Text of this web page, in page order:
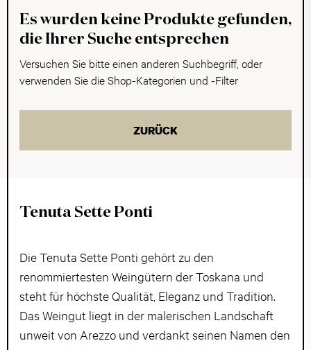
Es wurden keine Produkte gefunden,
die Ihrer Suche entsprechen
Versuchen Sie bitte einen anderen Suchbegriff, oder
verwenden Sie die Shop-Kategorien und -Filter
ZURÜCK
Tenuta Sette Ponti
Die Tenuta Sette Ponti gehört zu den
renommiertesten Weingütern der Toskana und
steht für höchste Qualität, Eleganz und Tradition.
Das Weingut liegt in der malerischen Landschaft
unweit von Arezzo und verdankt seinen Namen den